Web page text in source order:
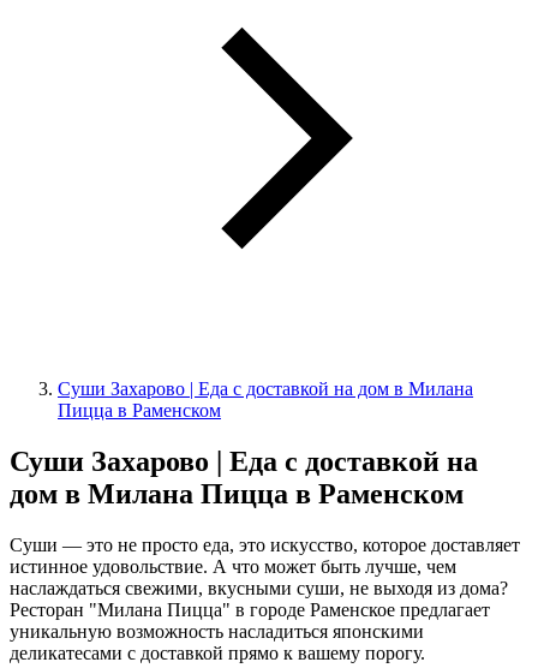
Суши Захарово | Еда с доставкой на дом в Милана
Пицца в Раменском
Суши Захарово | Еда с доставкой на
дом в Милана Пицца в Раменском
Суши — это не просто еда, это искусство, которое доставляет
истинное удовольствие. А что может быть лучше, чем
наслаждаться свежими, вкусными суши, не выходя из дома?
Ресторан "Милана Пицца" в городе Раменское предлагает
уникальную возможность насладиться японскими
деликатесами с доставкой прямо к вашему порогу.